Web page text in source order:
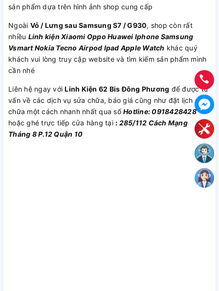
sản phẩm dựa trên hình ảnh shop cung cấp
Ngoài Vỏ / Lưng sau Samsung S7 / G930, shop còn rất
nhiều Linh kiện Xiaomi Oppo Huawei Iphone Samsung
Vsmart Nokia Tecno Airpod Ipad Apple Watch khác quý
khách vui lòng truy cập website và tìm kiếm sản phẩm mình
cần nhé
Liên hệ ngay vớiLinh Kiện 62 Bis Đông Phương để được tư
vấn về các dịch vụ sửa chữa, báo giá cũng như đặt lịch sửa
chữa một cách nhanh nhất qua sốHotline: 0918428428
hoặc ghé trực tiếp cửa hàng tại : 285/112 Cách Mạng
Tháng 8 P.12 Quận 10